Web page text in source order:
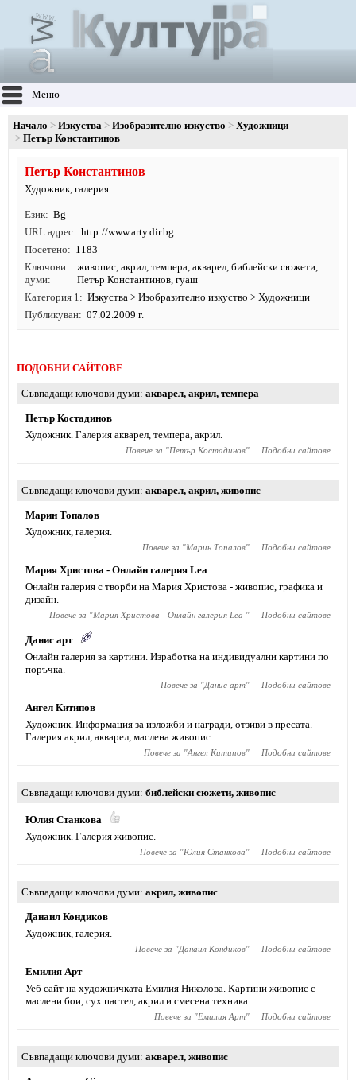
Меню
Начало Изкуства Изобразително изкуство
Художници
Петър Константинов
Петър Константинов
Художник, галерия.
Език
Bg
URL адрес
http://www.arty.dir.bg
Посетено
1183
Ключови
думи
живопис,акрил,темпера,акварел,библейски сюжети,
Петър Константинов, гуаш
Категория 1
Изкуства > Изобразително изкуство > Художници
Публикуван
07.02.2009 г.
ПОДОБНИ САЙТОВЕ
Съвпадащи ключови думи акварел, акрил, темпера
Петър Костадинов
Художник. Галерия акварел, темпера, акрил.
Повече за "Петър Костадинов" Подобни сайтове
Съвпадащи ключови думи акварел, акрил, живопис
Марин Топалов
Художник, галерия.
Повече за "Марин Топалов" Подобни сайтове
Мария Христова - Онлайн галерия Lea
Онлайн галерия с творби на Мария Христова - живопис, графика и
дизайн.
Повече за "Мария Христова - Онлайн галерия Lea " Подобни сайтове
Данис арт
Онлайн галерия за картини. Изработка на индивидуални картини по
поръчка.
Повече за "Данис арт" Подобни сайтове
Ангел Китипов
Художник. Информация за изложби и награди, отзиви в пресата.
Галерия акрил, акварел, маслена живопис.
Повече за "Ангел Китипов" Подобни сайтове
Съвпадащи ключови думи библейски сюжети, живопис
Юлия Станкова
Художник. Галерия живопис.
Повече за "Юлия Станкова" Подобни сайтове
Съвпадащи ключови думи акрил, живопис
Данаил Кондиков
Художник, галерия.
Повече за "Данаил Кондиков" Подобни сайтове
Емилия Арт
Уеб сайт на художничката Емилия Николова. Картини живопис с
маслени бои, сух пастел, акрил и смесена техника.
Повече за "Емилия Арт" Подобни сайтове
Съвпадащи ключови думи акварел, живопис